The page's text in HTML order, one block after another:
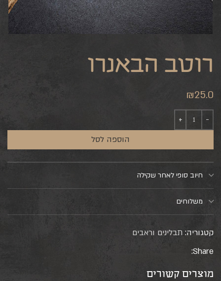
רוטב הבאנרו
₪25.0
הוספה לסל
חיוב סופי לאחר שקילה
משלוחים
קטגוריה: תבלינים וראבים
Share:
מוצרים קשורים